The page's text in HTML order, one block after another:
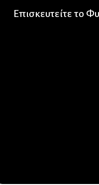
Επισκευτείτε το